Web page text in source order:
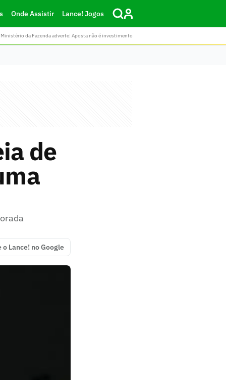
Onde Assistir Lance! Jogos
da Fazenda adverte: Aposta não é investimento
de
o Lance! no Google